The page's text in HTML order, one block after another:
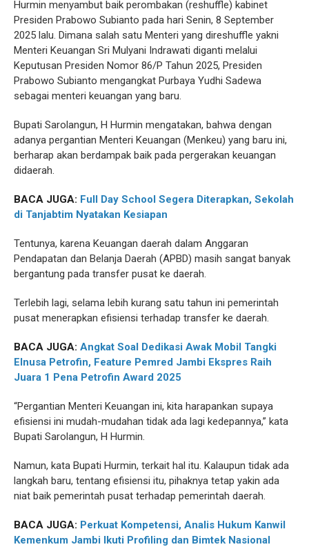
Hurmin menyambut baik perombakan (reshuffle) kabinet
Presiden Prabowo Subianto pada hari Senin, 8 September
2025 lalu. Dimana salah satu Menteri yang direshuffle yakni
Menteri Keuangan Sri Mulyani Indrawati diganti melalui
Keputusan Presiden Nomor 86/P Tahun 2025, Presiden
Prabowo Subianto mengangkat Purbaya Yudhi Sadewa
sebagai menteri keuangan yang baru.
Bupati Sarolangun, H Hurmin mengatakan, bahwa dengan
adanya pergantian Menteri Keuangan (Menkeu) yang baru ini,
berharap akan berdampak baik pada pergerakan keuangan
didaerah.
BACA JUGA: Full Day School Segera Diterapkan, Sekolah
di Tanjabtim Nyatakan Kesiapan
Tentunya, karena Keuangan daerah dalam Anggaran
Pendapatan dan Belanja Daerah (APBD) masih sangat banyak
bergantung pada transfer pusat ke daerah.
Terlebih lagi, selama lebih kurang satu tahun ini pemerintah
pusat menerapkan efisiensi terhadap transfer ke daerah.
BACA JUGA: Angkat Soal Dedikasi Awak Mobil Tangki
Elnusa Petrofin, Feature Pemred Jambi Ekspres Raih
Juara 1 Pena Petrofin Award 2025
“Pergantian Menteri Keuangan ini, kita harapankan supaya
efisiensi ini mudah-mudahan tidak ada lagi kedepannya,” kata
Bupati Sarolangun, H Hurmin.
Namun, kata Bupati Hurmin, terkait hal itu. Kalaupun tidak ada
langkah baru, tentang efisiensi itu, pihaknya tetap yakin ada
niat baik pemerintah pusat terhadap pemerintah daerah.
BACA JUGA: Perkuat Kompetensi, Analis Hukum Kanwil
Kemenkum Jambi Ikuti Profiling dan Bimtek Nasional